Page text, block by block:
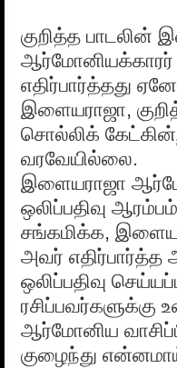
குறித்த பாடலின்
ஆர்மோனியக்காரர்
எதிர்பார்த்தது
இளையராஜா,
சொல்லிக்
வரவேயில்லை.
இளையராஜா
ஒலிப்பதிவு
சங்கமிக்க,
அவர் எதிர்பார்த்த
ஒலிப்பதிவு
ஆர்மோனிய
குழைந்து